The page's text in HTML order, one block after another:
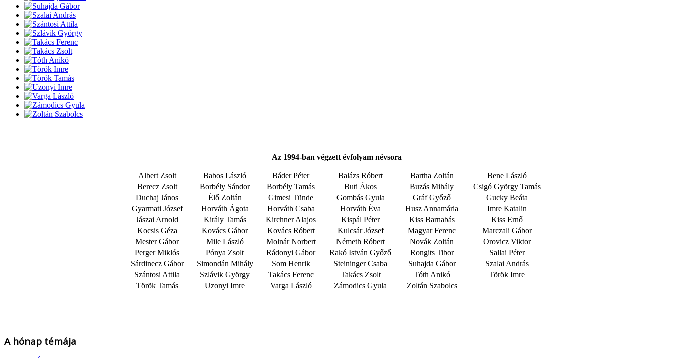
Az 1994-ban végzett évfolyam névsora
Albert Zsolt Babos László Báder Péter Balázs Róbert Bartha Zoltán
Bene László
Berecz Zsolt
Borbély Sándor Borbély Tamás Buti Ákos Buzás Mihály
Csigó György Tamás
Duchaj János
Élő Zoltán Gimesi Tünde Gombás Gyula Gráf Győző
Gucky Beáta
Gyarmati József
Horváth Ágota Horváth Csaba Horváth Éva Husz Annamária
Imre Katalin
Jászai Arnold
Király Tamás Kirchner Alajos Kispál Péter Kiss Barnabás
Kiss Ernő
Kocsis Géza
Kovács Gábor Kovács Róbert Kulcsár József Magyar Ferenc
Marczali Gábor
Mester Gábor
Mile László Molnár Norbert Németh Róbert Novák Zoltán
Orovicz Viktor
Perger Miklós
Pónya Zsolt Rádonyi Gábor Rakó István Győző Rongits Tibor
Sallai Péter
Sárdinecz Gábor
Simondán Mihály Som Henrik Steininger Csaba Suhajda Gábor
Szalai András
Szántosi Attila
Szlávik György Takács Ferenc Takács Zsolt Tóth Anikó
Török Imre
Török Tamás
Uzonyi Imre Varga László Zámodics Gyula Zoltán Szabolcs
A hónap témája